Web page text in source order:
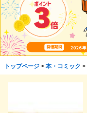
トップページ> 本・コミック >